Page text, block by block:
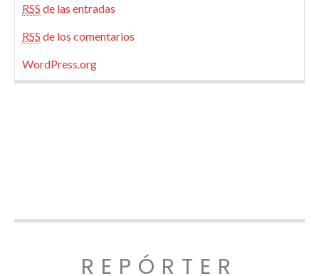
RSS de las entradas
RSS de los comentarios
WordPress.org
REPÓRTER